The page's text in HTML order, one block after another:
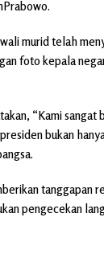
murid telah
foto kepala
“Kami
bukan
tanggapan
pengecekan